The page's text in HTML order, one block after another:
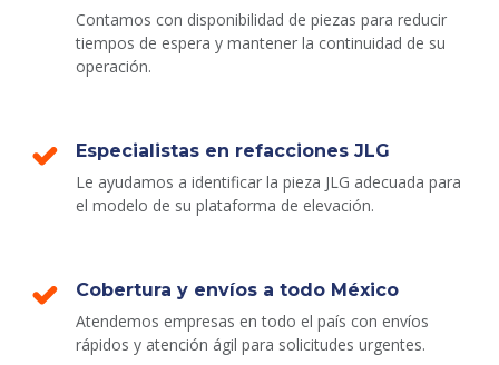
Contamos con disponibilidad de piezas para reducir
tiempos de espera y mantener la continuidad de su
operación.
Especialistas en refacciones JLG
Le ayudamos a identificar la pieza JLG adecuada para
el modelo de su plataforma de elevación.
Cobertura y envíos a todo México
Atendemos empresas en todo el país con envíos
rápidos y atención ágil para solicitudes urgentes.